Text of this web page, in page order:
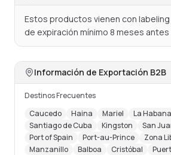
Estos productos vienen con labeling
de expiración mínimo 8 meses antes
Información de Exportación B2B
Destinos Frecuentes
Caucedo
Haina Mariel
La Habana
Santiago de Cuba
Kingston San
Port of Spain
Port-au-Prince
Zona
Manzanillo
Balboa Cristóbal